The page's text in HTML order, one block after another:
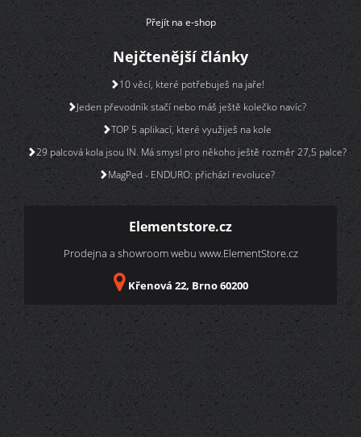
Přejít na e-shop
Nejčtenější články
10 věcí, které potřebuješ na jaře!
Jeden převodník stačí nebo máš ještě kolečko navíc?
TOP 5 aplikací, které využiješ na kole
29 palcová kola jsou IN. Má smysl pro někoho ještě rozměr 27,5 palce?
MagPed - ENDURO: přichází revoluce?
Elementstore.cz
Prodejna a showroom webu www.ElementStore.cz
Křenová 22, Brno 60200